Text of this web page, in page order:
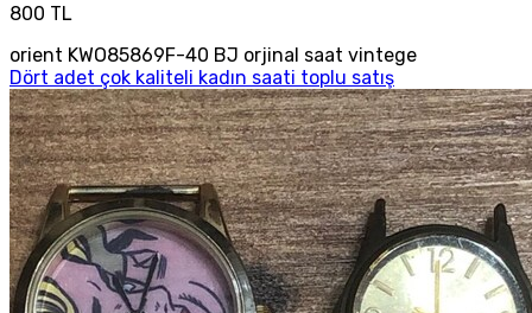
800 TL
orient KWO85869F-40 BJ orjinal saat vintege
Dört adet çok kaliteli kadın saati toplu satış